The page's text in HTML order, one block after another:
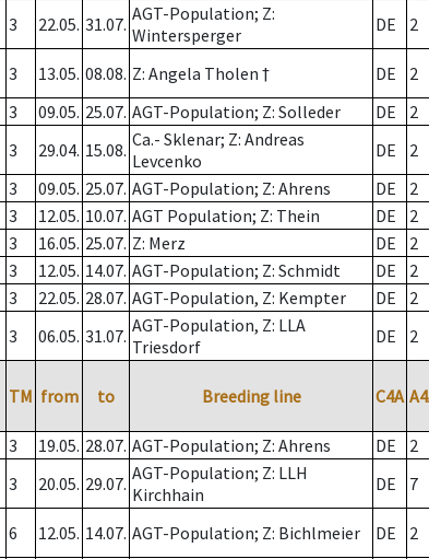
3 22.05. 31.07. AGT-Population; Z:
Wintersperger
DE 2
3 13.05. 08.08. Z: Angela Tholen † DE 2
3 09.05. 25.07. AGT-Population; Z: Solleder DE 2
3 29.04. 15.08. Ca.- Sklenar; Z: Andreas
Levcenko
DE 2
3 09.05. 25.07. AGT-Population; Z: Ahrens DE 2
3 12.05. 10.07. AGT Population; Z: Thein DE 2
3 16.05. 25.07. Z: Merz DE 2
3 12.05. 14.07. AGT-Population; Z: Schmidt DE 2
3 22.05. 28.07. AGT-Population, Z: Kempter DE 2
3 06.05. 31.07. AGT-Population, Z: LLA
Triesdorf
DE 2
TM from to Breeding line C4A
3 19.05. 28.07. AGT-Population; Z: Ahrens DE 2
3 20.05. 29.07. AGT-Population; Z: LLH
Kirchhain
DE 7
6 12.05. 14.07. AGT-Population; Z: Bichlmeier DE 2